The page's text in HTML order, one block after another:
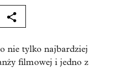
nie tylko najbardziej
filmowej i jedno z